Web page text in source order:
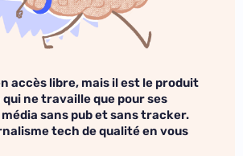
accès libre, mais il est le produit
ne travaille que pour ses
sans pub et sans tracker.
tech de qualité en vous